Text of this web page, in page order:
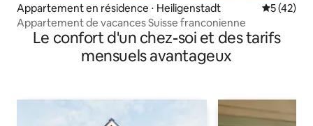
Appartement en résidence ⋅ Heiligenstadt
5 (42)
Appartement de vacances Suisse franconienne
Le confort d'un chez-soi et des tarifs
mensuels avantageux